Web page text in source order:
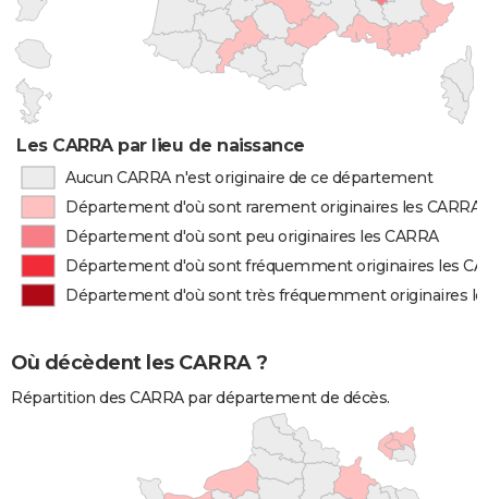
Les CARRA par lieu de naissance
Aucun CARRA n'est originaire de ce département
Département d'où sont rarement originaires les CARRA
Département d'où sont peu originaires les CARRA
Département d'où sont fréquemment originaires les
Département d'où sont très fréquemment originaires
Où décèdent les CARRA ?
Répartition des CARRA par département de décès.